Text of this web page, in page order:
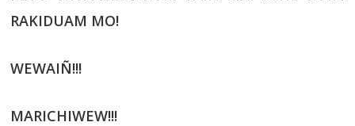
RAKIDUAM MO!
WEWAIÑ!!!
MARICHIWEW!!!